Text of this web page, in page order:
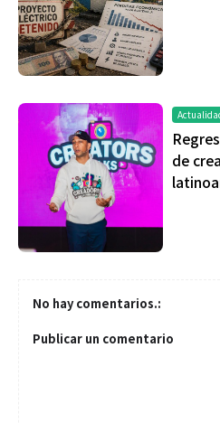
de
No hay comentarios.:
Publicar un comentario